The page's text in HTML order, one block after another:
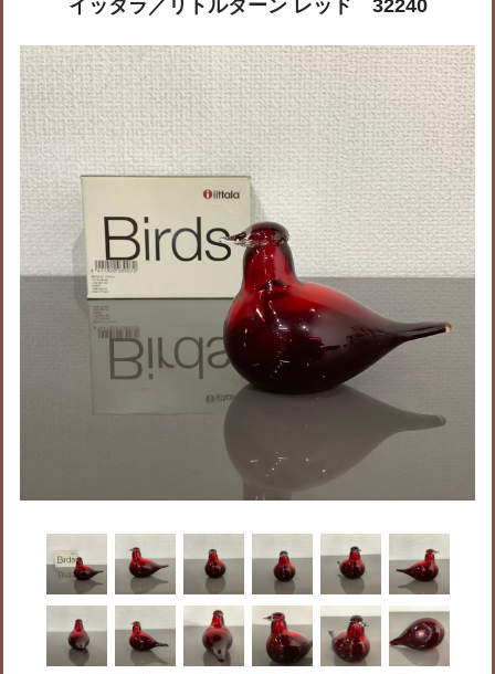
イッタラ／リトルターン レッド 32240